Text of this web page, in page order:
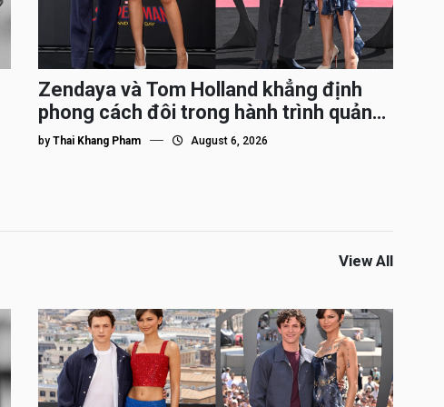
Zendaya và Tom Holland khẳng định
phong cách đôi trong hành trình quảng
bá Spider-Man
byThai Khang Pham August 6, 2026
View All